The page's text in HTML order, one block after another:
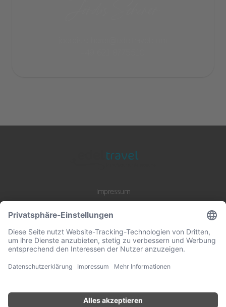
Impressum
B2B Zusammenarbeit